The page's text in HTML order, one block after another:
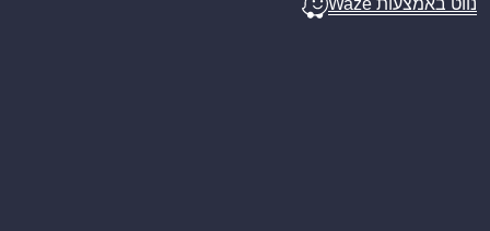
נווט באמצעות Waze